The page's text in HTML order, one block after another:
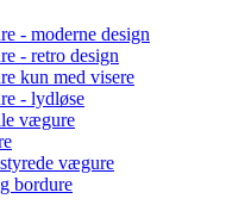
- moderne design
- retro design
kun med visere
- lydløse
vægure
vægure
bordure